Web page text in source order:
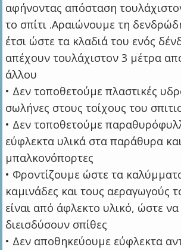
αφήνοντας απόσταση
το σπίτι .Αραιώνουμε τη
έτσι ώστε τα κλαδιά του ενός
απέχουν τουλάχιστον 3 μέτρα
άλλου
• Δεν τοποθετούμε πλαστικές
σωλήνες στους τοίχους του
• Δεν τοποθετούμε
εύφλεκτα υλικά στα παράθυρα και
μπαλκονόπορτες
• Φροντίζουμε ώστε τα
καμινάδες και τους αεραγωγούς
είναι από άφλεκτο υλικό, ώστε
διεισδύσουν σπίθες
• Δεν αποθηκεύουμε εύφλεκτα